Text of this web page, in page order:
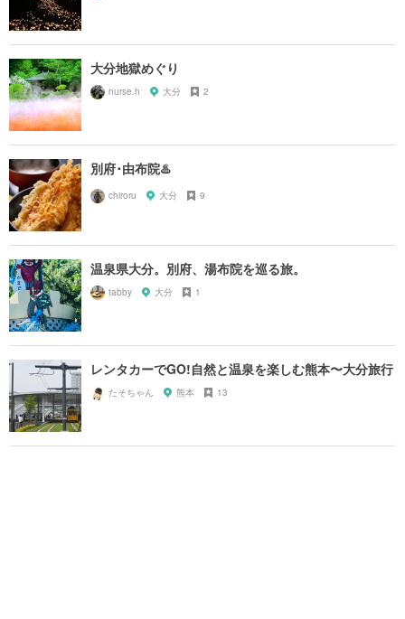
大分地獄めぐり
nurse.h 大分 2
別府･由布院♨️
chiroru 大分 9
温泉県大分。別府、湯布院を巡る旅。
tabby 大分 1
レンタカーでGO!自然と温泉を楽しむ熊本〜大分旅行
たそちゃん 熊本 13